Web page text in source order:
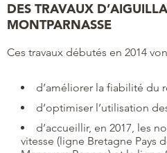
DES TRAVAUX
MONTPARNASSE
Ces travaux débutés en 2014
d’améliorer la fiabilité du
d’optimiser l’utilisation
d’accueillir, en 2017, les
vitesse (ligne Bretagne Pays